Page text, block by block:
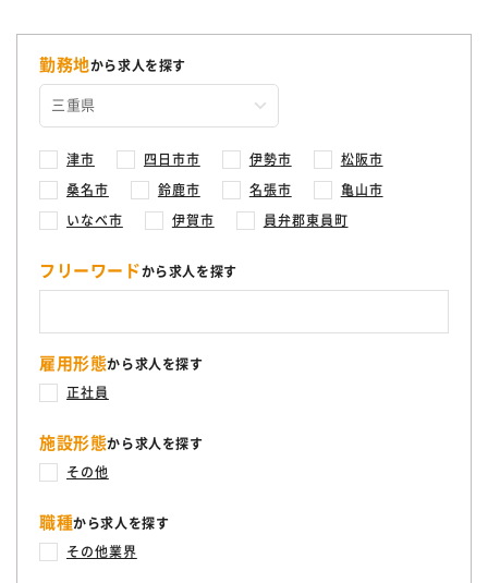
ゆるニーズに応じた提案が行えます。 ＜お客様のご要望に応えて信頼
関係を構築！＞ 当社の営業はガツガツ売り込むというより、「こんな
商品が欲しい」といったお客様のご要望に真摯に対応するスタイル。
勤務地から求人を探す
津市 四日市市 伊勢市 松阪市
桑名市 鈴鹿市 名張市 亀山市
いなべ市 伊賀市 員弁郡東員町
フリーワードから求人を探す
雇用形態から求人を探す
正社員
施設形態から求人を探す
その他
職種から求人を探す
その他業界